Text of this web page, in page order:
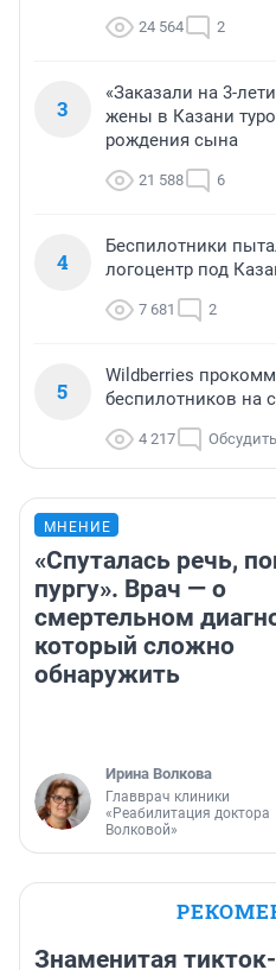
24 564 2
3
«Заказали на 3-
жены в Казани
рождения сына
21 588 6
4
Беспилотники
логоцентр под
7 681 2
5
Wildberries
беспилотников на
4 217 Обсудить
МНЕНИЕ
«Спуталась речь,
пургу». Врач — о
смертельном
который сложно
обнаружить
Ирина Волкова
Главврач клиники
«Реабилитация доктора
Волковой»
Знаменитая